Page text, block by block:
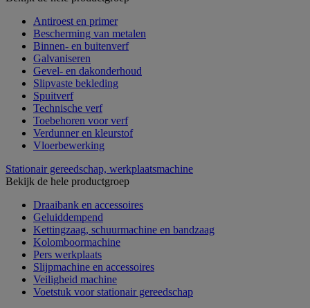
Antiroest en primer
Bescherming van metalen
Binnen- en buitenverf
Galvaniseren
Gevel- en dakonderhoud
Slipvaste bekleding
Spuitverf
Technische verf
Toebehoren voor verf
Verdunner en kleurstof
Vloerbewerking
Stationair gereedschap, werkplaatsmachine
Bekijk de hele productgroep
Draaibank en accessoires
Geluiddempend
Kettingzaag, schuurmachine en bandzaag
Kolomboormachine
Pers werkplaats
Slijpmachine en accessoires
Veiligheid machine
Voetstuk voor stationair gereedschap